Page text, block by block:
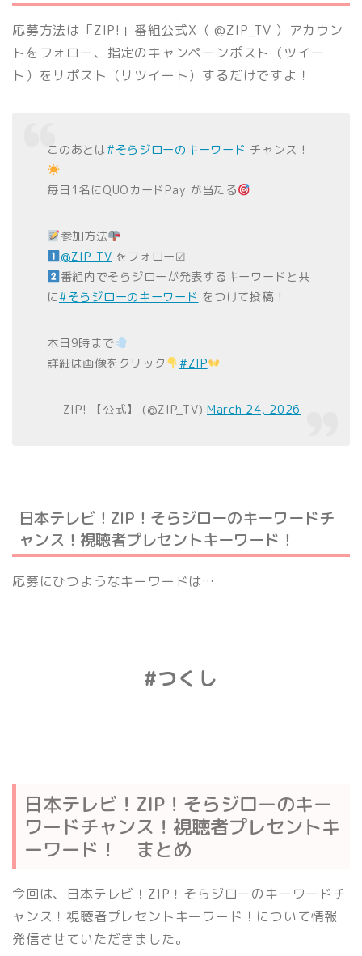
応募方法は「ZIP!」番組公式X（ @ZIP_TV ）アカウン
トをフォロー、指定のキャンペーンポスト（ツイー
ト）をリポスト（リツイート）するだけですよ！
このあとは#そらジローのキーワード チャンス！
毎日1名にQUOカードPay が当たる
参加方法
@ZIP_TV をフォロー☑
番組内でそらジローが発表するキーワードと共
に#そらジローのキーワード をつけて投稿！
本日9時まで
詳細は画像をクリック
#ZIP
— ZIP! 【公式】 (@ZIP_TV)March 24, 2026
日本テレビ！ZIP！そらジローのキーワードチ
ャンス！視聴者プレセントキーワード！
応募にひつようなキーワードは…
#つくし
日本テレビ！ZIP！そらジローのキー
ワードチャンス！視聴者プレセントキ
ーワード！ まとめ
今回は、日本テレビ！ZIP！そらジローのキーワードチ
ャンス！視聴者プレセントキーワード！について情報
発信させていただきました。